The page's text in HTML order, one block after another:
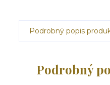
Podrobný popis
Podrobný